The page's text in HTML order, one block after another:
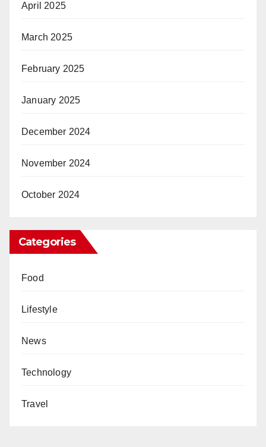
April 2025
March 2025
February 2025
January 2025
December 2024
November 2024
October 2024
Categories
Food
Lifestyle
News
Technology
Travel